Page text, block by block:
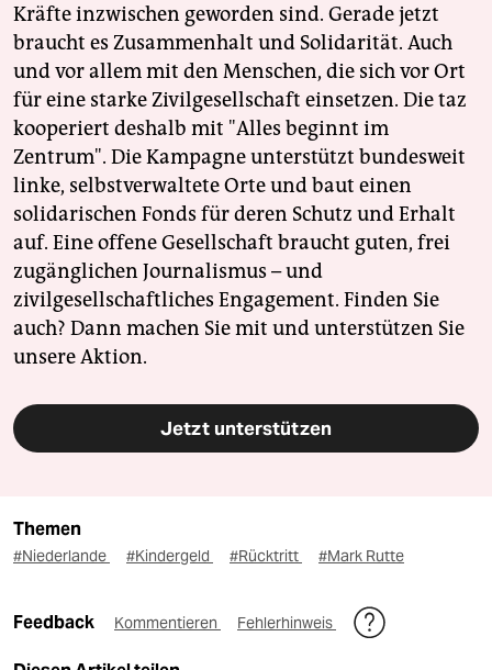
Kräfte inzwischen geworden sind. Gerade jetzt
braucht es Zusammenhalt und Solidarität. Auch
und vor allem mit den Menschen, die sich vor Ort
für eine starke Zivilgesellschaft einsetzen. Die taz
kooperiert deshalb mit "Alles beginnt im
Zentrum". Die Kampagne unterstützt bundesweit
linke, selbstverwaltete Orte und baut einen
solidarischen Fonds für deren Schutz und Erhalt
auf. Eine offene Gesellschaft braucht guten, frei
zugänglichen Journalismus – und
zivilgesellschaftliches Engagement. Finden Sie
auch? Dann machen Sie mit und unterstützen Sie
unsere Aktion.
Jetzt unterstützen
Themen
#Niederlande #Kindergeld #Rücktritt #Mark Rutte
Feedback Kommentieren Fehlerhinweis